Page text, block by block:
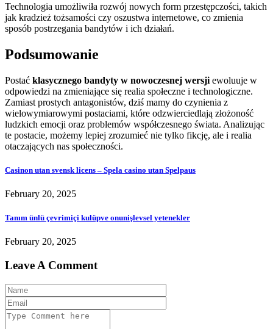
Technologia umożliwiła rozwój nowych form przestępczości, takich
jak kradzież tożsamości czy oszustwa internetowe, co zmienia
sposób postrzegania bandytów i ich działań.
Podsumowanie
Postać klasycznego bandyty w nowoczesnej wersji ewoluuje w
odpowiedzi na zmieniające się realia społeczne i technologiczne.
Zamiast prostych antagonistów, dziś mamy do czynienia z
wielowymiarowymi postaciami, które odzwierciedlają złożoność
ludzkich emocji oraz problemów współczesnego świata. Analizując
te postacie, możemy lepiej zrozumieć nie tylko fikcję, ale i realia
otaczających nas społeczności.
Casinon utan svensk licens – Spela casino utan Spelpaus
February 20, 2025
Tanım ünlü çevrimiçi kulüpve onunişlevsel yetenekler
February 20, 2025
Leave A Comment